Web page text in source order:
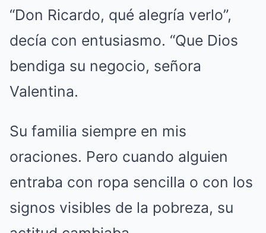
“Don Ricardo, qué alegría verlo”,
decía con entusiasmo. “Que Dios
bendiga su negocio, señora
Valentina.
Su familia siempre en mis
oraciones. Pero cuando alguien
entraba con ropa sencilla o con los
signos visibles de la pobreza, su